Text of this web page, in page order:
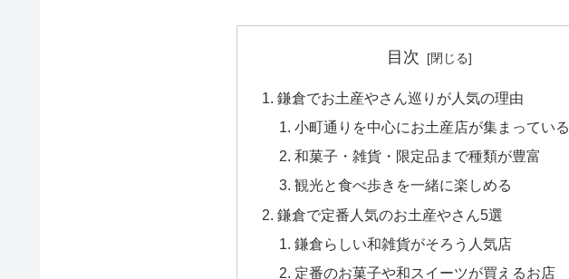
目次
鎌倉でお土産やさん巡りが人気の理由
小町通りを中心にお土産店が集まっている
和菓子・雑貨・限定品まで種類が豊富
観光と食べ歩きを一緒に楽しめる
鎌倉で定番人気のお土産やさん5選
鎌倉らしい和雑貨がそろう人気店
定番のお菓子や和スイーツが買えるお店